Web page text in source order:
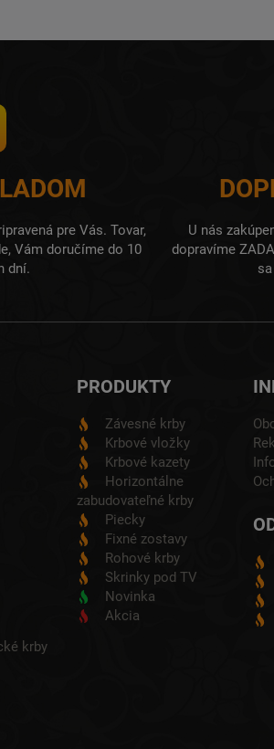
pre Vás. Tovar,
Vám doručíme do 10
dní.
U nás
dopravíme
krby
PRODUKTY
Závesné krby
Krbové vložky
Krbové kazety
Horizontálne
zabudovateľné krby
Piecky
Fixné zostavy
Rohové krby
Skrinky pod TV
Novinka
Akcia